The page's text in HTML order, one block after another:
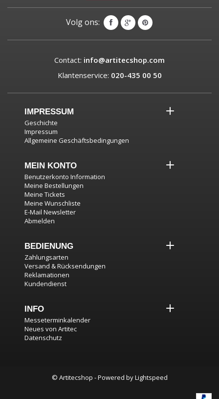
Volg ons:
Contact: info@artitecshop.com
Klantenservice: 020-435 00 50
IMPRESSUM
Geschichte
Impressum
Allgemeine Geschäftsbedingungen
MEIN KONTO
Benutzerkonto Information
Meine Bestellungen
Meine Tickets
Meine Wunschliste
E-Mail Newsletter
Abmelden
BEDIENUNG
Zahlungsarten
Versand & Rücksendungen
Reklamationen
Kundendienst
INFO
Messeterminkalender
Neues von Artitec
Datenschutz
© Artitecshop - Powered byLightspeed